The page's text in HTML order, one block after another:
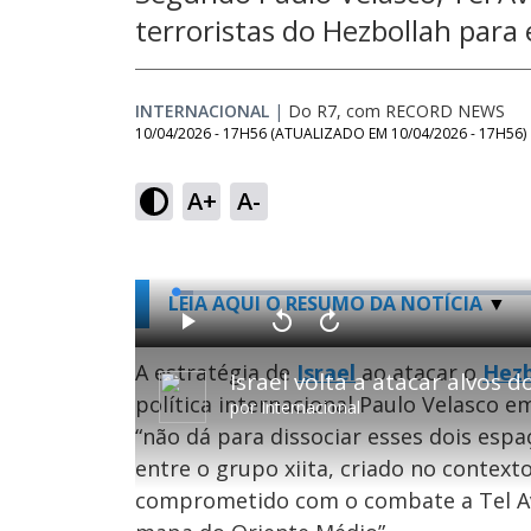
terroristas do Hezbollah
INTERNACIONAL | Do R7, com RECORD NEWS
10/04/2026 - 17H56 (ATUALIZADO EM 10/04/2026 - 17H56)
A+ A-
LEIA AQUI O RESUMO DA NOTÍCIA
Israel volta a atacar alvos
porInternacional
P
l
y
V
o
t
a
r
1
s
e
u
d
o
A
v
n
ç
a
r
0
s
g
u
n
d
L
o
a
d
e
:
2
2
9
%
A estratégia deIsraelao atacar o
política internacional Paulo Velasco
“não dá para dissociar esses dois
entre o grupo xiita, criado no
comprometido com o combate a Tel